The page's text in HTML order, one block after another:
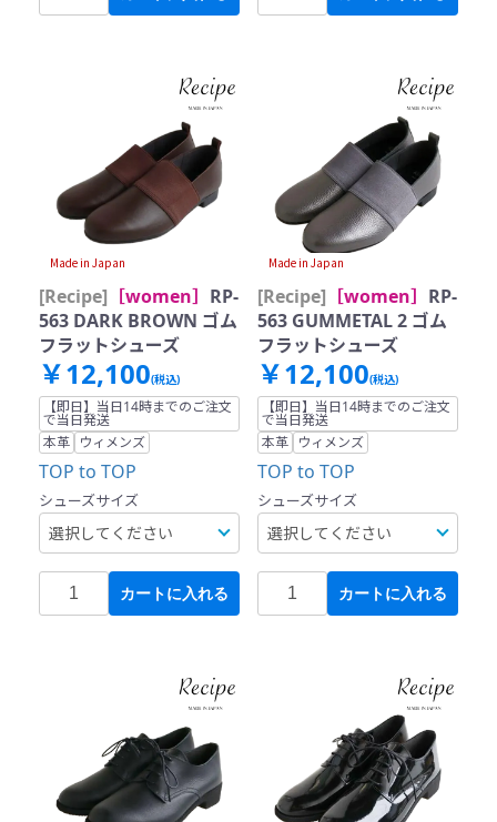
Made in Japan
[Recipe] ［women］ RP-
563 DARK BROWN ゴム
フラットシューズ
￥12,100(税込)
【即日】当日14時までのご注文
で当日発送
本革 ウィメンズ
TOP to TOP
シューズサイズ
カートに入れる
Made in Japan
[Recipe] ［women］ RP-
563 GUMMETAL 2 ゴム
フラットシューズ
￥12,100(税込)
【即日】当日14時までのご注文
で当日発送
本革 ウィメンズ
TOP to TOP
シューズサイズ
カートに入れる